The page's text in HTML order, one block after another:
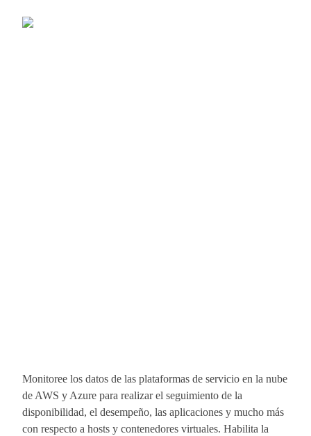
Monitoree los datos de las plataformas de servicio en la nube
de AWS y Azure para realizar el seguimiento de la
disponibilidad, el desempeño, las aplicaciones y mucho más
con respecto a hosts y contenedores virtuales. Habilita la